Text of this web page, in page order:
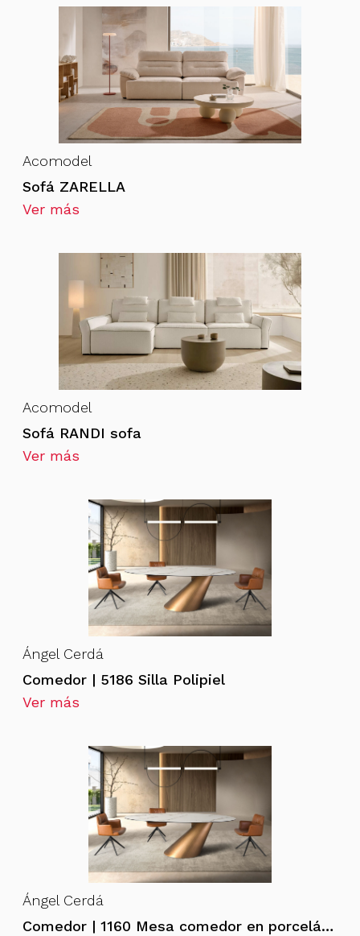
Acomodel
Sofá ZARELLA
Ver más
Acomodel
Sofá RANDI sofa
Ver más
Ángel Cerdá
Comedor | 5186 Silla Polipiel
Ver más
Ángel Cerdá
Comedor | 1160 Mesa comedor en porcelánico